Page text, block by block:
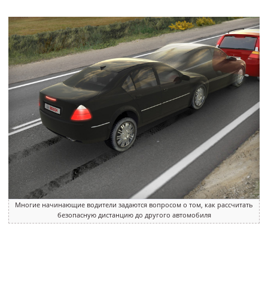
Многие начинающие водители задаются вопросом о том, как рассчитать
безопасную дистанцию до другого автомобиля